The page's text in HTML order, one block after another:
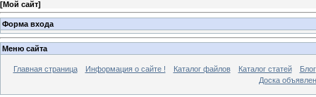
[Мой сайт]
Форма входа
Меню сайта
Главная страница Информация о сайте ! Каталог файлов Каталог статей
Блог
Доска